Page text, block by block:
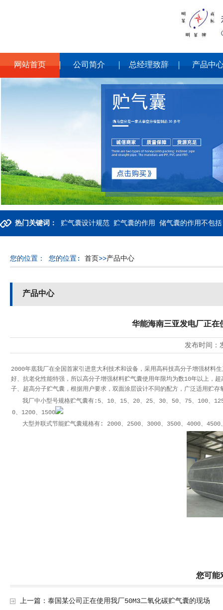
网站首页 公司简介 总经理致辞 产品中
热门关键词： 贮气囊设计规范 贮气囊的作用 储气囊的作用不包
您的位置： 您的位置: 首页>>产品中心
产品中心
华能海南三亚发电厂正
发布时间：
2000年底我厂在全国首家引进意大利技术和设备，采用高科技高分子增强材料
好、抗老化性能特强，所以高分子增强材料贮气囊使用年限均为数10年以上，
子、超高分子贮气囊，根据用户要求，双面涂层设计不同的配方，广泛适用贮
我厂中小型号规格贮气囊有:5、10、15、20、25、30、50、75、100、
0、1200、1500
大型并联式节能贮气囊规格有: 2000、2500、3000、3500、4000、4500
您可能
上一篇： 泰国某公司正在使用我厂50M3二氧化碳贮气囊的现场